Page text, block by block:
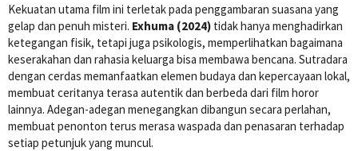
Kekuatan utama film ini terletak pada penggambaran suasana yang
gelap dan penuh misteri. Exhuma (2024) tidak hanya menghadirkan
ketegangan fisik, tetapi juga psikologis, memperlihatkan bagaimana
keserakahan dan rahasia keluarga bisa membawa bencana. Sutradara
dengan cerdas memanfaatkan elemen budaya dan kepercayaan lokal,
membuat ceritanya terasa autentik dan berbeda dari film horor
lainnya. Adegan-adegan menegangkan dibangun secara perlahan,
membuat penonton terus merasa waspada dan penasaran terhadap
setiap petunjuk yang muncul.